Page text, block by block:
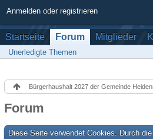
Anmelden oder registrieren
Startseite Forum Mitglieder
Unerledigte Themen
Bürgerhaushalt 2027 der Gemeinde
Forum
Diese Seite verwendet Cookies. Durch